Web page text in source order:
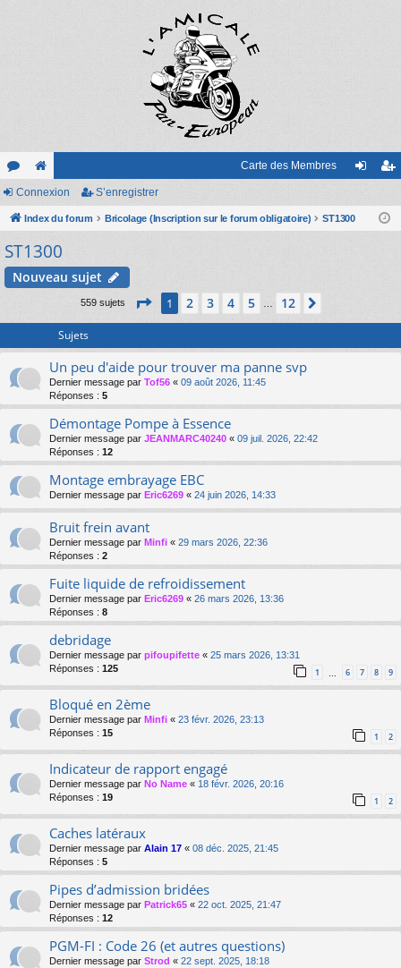
or
u
m
e
sit
e
Carte des Membres
ne nr
r
Connexion S’enregistrer
Index du forum Bricolage (Inscription sur le forum obligatoire) ST1300
ST1300
Nouveau sujet
559 sujets Page 1sur 12
1 2 3 4 5 12
Sujets
Un peu d'aide pour trouver ma panne svp
Dernier message par Tof56 « 09 août 2026, 11:45
Réponses : 5
Démontage Pompe à Essence
Dernier message par JEANMARC40240 « 09 juil. 2026, 22:42
Réponses : 12
Montage embrayage EBC
Dernier message par Eric6269 « 24 juin 2026, 14:33
Bruit frein avant
Dernier message par Minfi « 29 mars 2026, 22:36
Réponses : 2
Fuite liquide de refroidissement
Dernier message par Eric6269 « 26 mars 2026, 13:36
Réponses : 8
debridage
Dernier message par pifoupifette « 25 mars 2026, 13:31
Réponses : 125 1 … 6 7 8 9
Bloqué en 2ème
Dernier message par Minfi « 23 févr. 2026, 23:13
Réponses : 15 1 2
Indicateur de rapport engagé
Dernier message par No Name « 18 févr. 2026, 20:16
Réponses : 19 1 2
Caches latéraux
Dernier message par Alain 17 « 08 déc. 2025, 21:45
Réponses : 5
Pipes d’admission bridées
Dernier message par Patrick65 « 22 oct. 2025, 21:47
Réponses : 12
PGM-FI : Code 26 (et autres questions)
Dernier message par Strod « 22 sept. 2025, 18:18